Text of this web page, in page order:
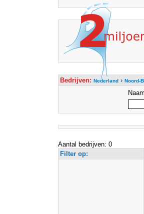
Bedrijven: Nederland› Noord-
Naam
Aantal bedrijven: 0
Filter op: